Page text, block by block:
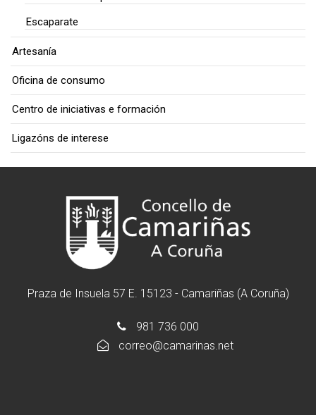
Escaparate
Artesanía
Oficina de consumo
Centro de iniciativas e formación
Ligazóns de interese
Praza de Insuela 57 E. 15123 - Camariñas (A Coruña)
981 736 000
correo@camarinas.net